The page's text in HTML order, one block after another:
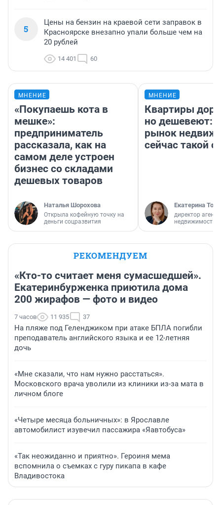
5
Цены на бензин на краевой сети заправок в
Красноярске внезапно упали больше чем на
20 рублей
14 401 60
МНЕНИЕ
«Покупаешь кота в
мешке»:
предприниматель
рассказала, как на
самом деле устроен
бизнес со складами
дешевых товаров
Наталья Шорохова
Открыла кофейную точку на
деньги соцразвития
МНЕНИЕ
Квартиры
но дешевеют:
рынок
сейчас такой
Екатерина
директор
недвижимости
РЕКОМЕНДУЕМ
«Кто-то считает меня сумасшедшей».
Екатеринбурженка приютила дома
200 жирафов — фото и видео
7 часов 11 935 37
На пляже под Геленджиком при атаке БПЛА погибли
преподаватель английского языка и ее 12-летняя
дочь
«Мне сказали, что нам нужно расстаться».
Московского врача уволили из клиники из-за мата в
личном блоге
«Четыре месяца больничных»: в Ярославле
автомобилист изувечил пассажира «Яавтобуса»
«Так неожиданно и приятно». Героиня мема
вспомнила о съемках с гуру пикапа в кафе
Владивостока